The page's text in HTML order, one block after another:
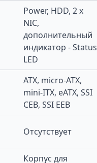
Power, HDD, 2 x
NIC,
дополнительный
индикатор - Status
LED
ATX, micro-ATX,
mini-ITX, eATX, SSI
CEB, SSI EEB
Отсутствует
Корпус для